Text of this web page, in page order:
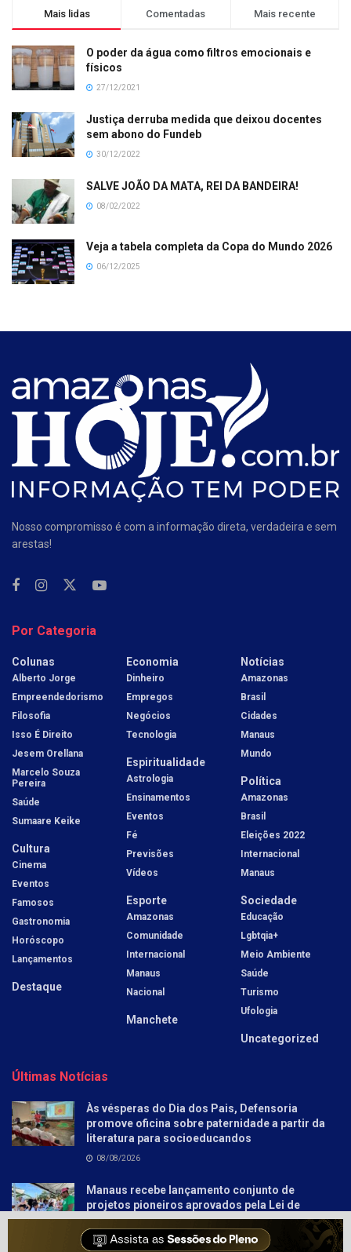
Mais lidas Comentadas Mais recente
O poder da água como filtros emocionais e
físicos
27/12/2021
Justiça derruba medida que deixou docentes
sem abono do Fundeb
30/12/2022
SALVE JOÃO DA MATA, REI DA BANDEIRA!
08/02/2022
Veja a tabela completa da Copa do Mundo 2026
06/12/2025
Nosso compromisso é com a informação direta, verdadeira e sem
arestas!
Por Categoria
Colunas
Alberto Jorge
Empreendedorismo
Filosofia
Isso É Direito
Jesem Orellana
Marcelo Souza
Pereira
Saúde
Sumaare Keike
Cultura
Cinema
Eventos
Famosos
Gastronomia
Horóscopo
Lançamentos
Destaque
Economia
Dinheiro
Empregos
Negócios
Tecnologia
Espiritualidade
Astrologia
Ensinamentos
Eventos
Fé
Previsões
Vídeos
Esporte
Amazonas
Comunidade
Internacional
Manaus
Nacional
Manchete
Notícias
Amazonas
Brasil
Cidades
Manaus
Mundo
Política
Amazonas
Brasil
Eleições 2022
Internacional
Manaus
Sociedade
Educação
Lgbtqia+
Meio Ambiente
Saúde
Turismo
Ufologia
Uncategorized
Últimas Notícias
Às vésperas do Dia dos Pais, Defensoria
promove oficina sobre paternidade a partir da
literatura para socioeducandos
08/08/2026
Manaus recebe lançamento conjunto de
projetos pioneiros aprovados pela Lei de
Incentivo à Reciclagem
08/08/2026